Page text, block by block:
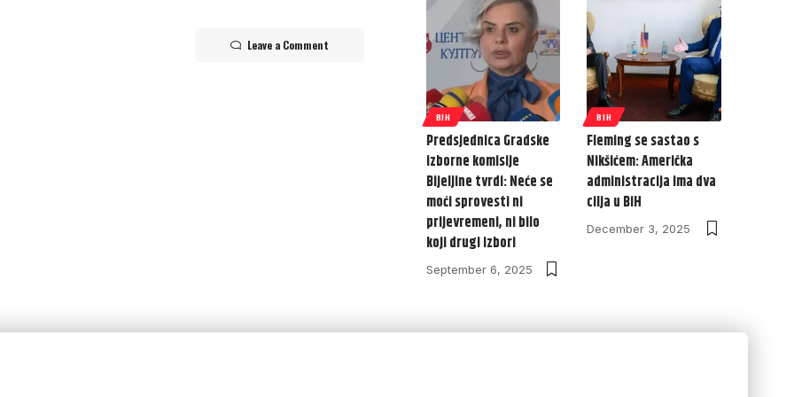
Leave a Comment
BIH
Predsjednica Gradske
izborne komisije
Bijeljine tvrdi: Neće se
moći sprovesti ni
prijevremeni, ni bilo
koji drugi izbori
September 6, 2025
BIH
Fleming se sastao s
Nikšićem: Američka
administracija ima dva
cilja u BiH
December 3, 2025